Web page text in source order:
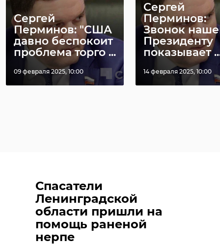
Сергей
Перминов: "США
давно беспокоит
проблема торго ...
09 февраля 2025, 10:00
Сергей
Перминов:
Звонок
Президенту
показывает
14 февраля 2025, 10:00
Спасатели
Ленинградской
области пришли на
помощь раненой
нерпе